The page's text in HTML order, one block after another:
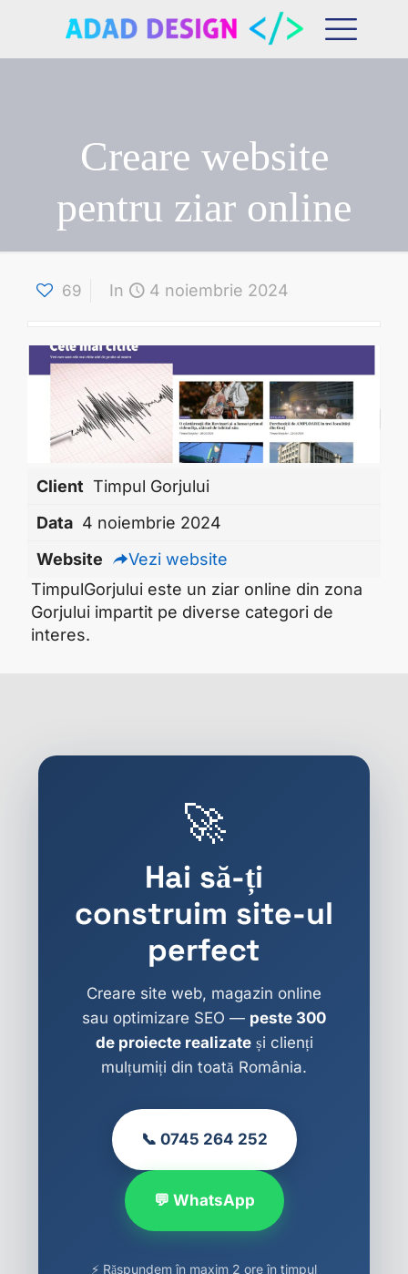
Creare website
pentru ziar online
69 In 4 noiembrie 2024
Client Timpul Gorjului
Data 4 noiembrie 2024
Website
Vezi website
TimpulGorjului este un ziar online din zona
Gorjului impartit pe diverse categori de
interes.
🚀
Hai să-ți
construim site-ul
perfect
Creare site web, magazin online
sau optimizare SEO — peste 300
de proiecte realizateși clienți
mulțumiți din toată România.
📞 0745 264 252
💬 WhatsApp
⚡ Răspundem în maxim 2 ore în timpul